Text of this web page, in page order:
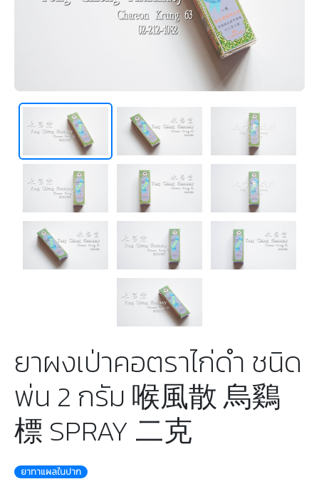
ยาผงเป่าคอตราไก่ดำ ชนิด
พ่น 2 กรัม 喉風散 烏鷄
標 SPRAY 二克
ยาทาแผลในปาก